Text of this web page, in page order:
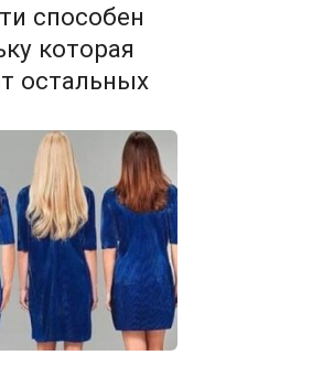
способен
которая
остальных